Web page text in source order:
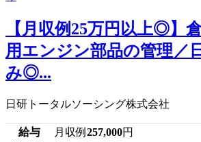
【月収例25万円以上◎】
用エンジン部品の管理／
み◎...
日研トータルソーシング株式会社
給与 月収例 257,000円